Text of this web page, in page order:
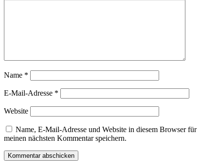
Name *
E-Mail-Adresse *
Website
Name, E-Mail-Adresse und Website in diesem Browser für
meinen nächsten Kommentar speichern.